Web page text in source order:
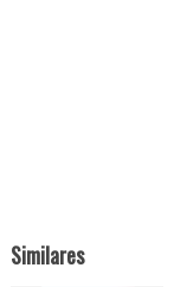
Similares